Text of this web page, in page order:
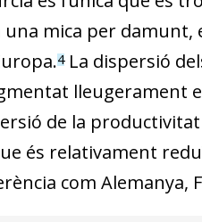
una mica per damunt,
4La dispersió
lleugerament
de la
és relativament
com Alemanya,